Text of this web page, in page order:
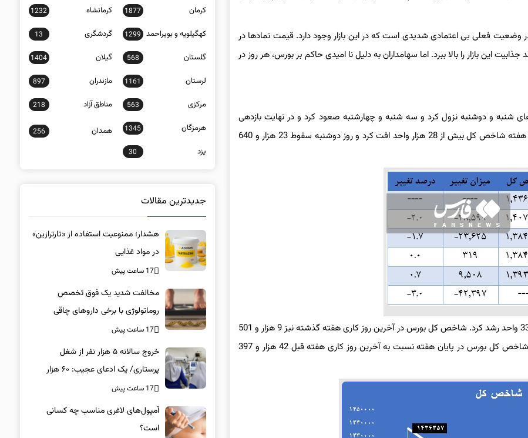
وضعیت فعلی بی اعتمادی شدیدی است که در این بازار وجود دارد. قیمت نمادها در
این بازار را بالا ببرد. اما سهامداران به دلیل نا امیدی حاکم بر بورس، هر روز در
شنبه و دوشنبه نزول کرد و سه ‌شنبه و چهارشنبه صعود کرد و در نهایت بازدهی
شاخص کل بورس در هفته گذشته منفی 3 درصد باشد. در اولین روز هفته شاخص کل بیش از 28 هزار واحد افت کرد و روز دوشنبه سقوط 23 هزار و 640
اما روز سه‌ شنبه روند نزولی شاخص کل در این هفته متوقف شد و 336 واحد رشد کرد. شاخص کل بورس در آخرین روز کاری هفته گذشته نیز 9 هزار و 501
واحد صعود کرد و به عدد یک میلیون و 393 هزار رسید. با این حال شاخص کل بورس در پایان هفته نسبت به آخرین روز کاری هفته قبل 42 هزار و 397
کرمان 1877 کرمانشاه 1232
کهگیلویه و بویراحمد 1299 گردشگری 13
گلستان 568 گیلان 1404
لرستان 1161 مازندران 897
مرکزی 563 مناطق آزاد 218
هرمزگان 1345 همدان 256
یزد 30
جدیدترین مقالات
هشدار؛ ممنوعیت استفاده از «تارترازین»
در مواد غذایی
17 ساعت پیش
مخالفت شدید یک فوق تخصص
روماتولوژی با برخی داروهای چاقی
17 ساعت پیش
خروج سالانه ۵ هزار نفر از شغل
پرستاری/ یک ادعای عجیب: ۶۰ هزار
پرستار خانه‌نشین شدند؟
17 ساعت پیش
آمپول‌های لاغری مناسب چه کسانی
است؟